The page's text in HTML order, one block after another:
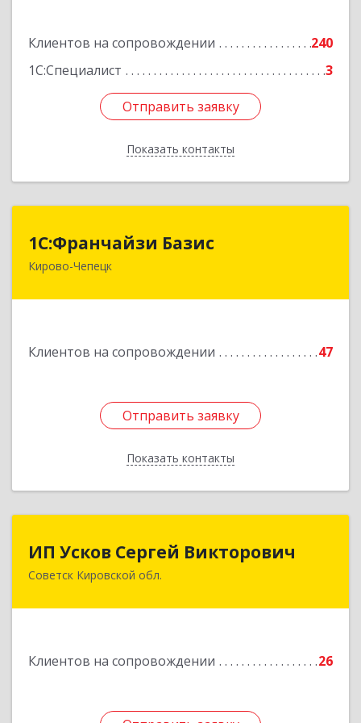
Клиентов на сопровождении
240
1С:Специалист
3
Отправить заявку
Показать контакты
Отправить заявку
Назад
1С:Франчайзи Базис
Кирово-Чепецк
Клиентов на сопровождении 47
Отправить заявку
Показать контакты
613044, Кировская обл, город Кирово-Чепецк
Подробнее
Отправить заявку
Назад
ИП Усков Сергей Викторович
Советск Кировской обл.
Клиентов на сопровождении 26
ИП Усков Сергей Викторович
613340, Кировская обл, Советск г, Дружбы ул,